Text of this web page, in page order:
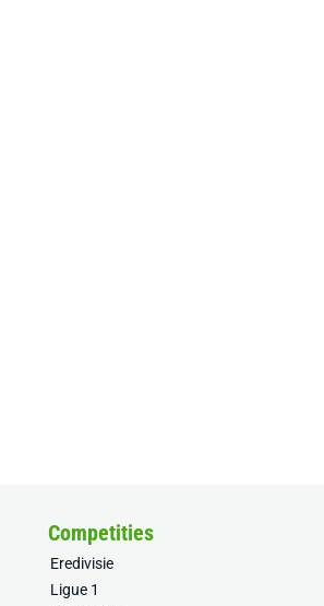
Competities
Eredivisie
Ligue 1